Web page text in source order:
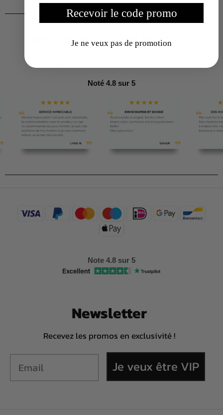
Nos clients adorent et vous ?
Noté 4.8 sur 5
Note 4.8 sur 5
Newsletter
Recevez les promos en exclusivité !
Je veux être VIP
Recevoir le code promo
Je ne veux pas de promotion